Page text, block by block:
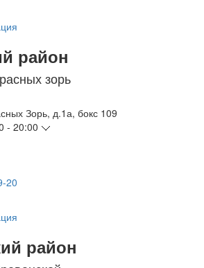
район
зорь
Зорь, д.1а, бокс 109
- 20:00
20
район